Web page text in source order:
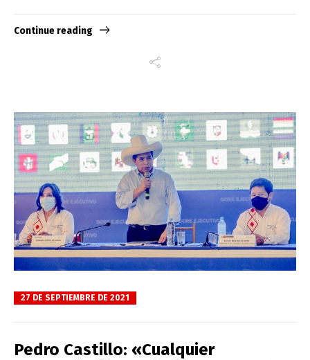
Continue reading
27 DE SEPTIEMBRE DE 2021
Pedro Castillo: «Cualquier